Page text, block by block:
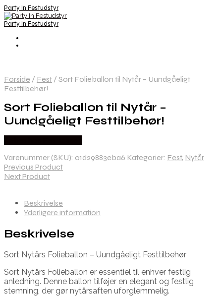
Party In Festudstyr
Party In Festudstyr
Forside / Fest / Sort Folieballon til Nytår – Uundgåeligt
Festtilbehør!
Sort Folieballon til Nytår –
Uundgåeligt Festtilbehør!
Varenummer (SKU): 01d29883eba6 Kategorier: Fest, Nytår
Previous Product
Next Product
Beskrivelse
Yderligere information
Beskrivelse
Sort Nytårs Folieballon – Uundgåeligt Festtilbehør
Sort Nytårs Folieballon er essentiel til enhver festlig
anledning. Denne ballon tilføjer en elegant og festlig
stemning, der gør nytårsaften uforglemmelig.